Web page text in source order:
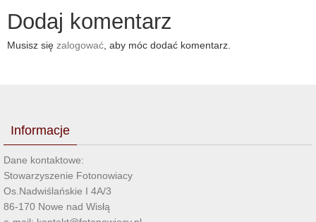
Dodaj komentarz
Musisz się zalogować , aby móc dodać komentarz.
Informacje
Dane kontaktowe:
Stowarzyszenie Fotonowiacy
Os.Nadwiślańskie I 4A/3
86-170 Nowe nad Wisłą